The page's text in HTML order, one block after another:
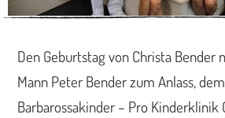
Den Geburtstag von Christa Bender
Mann Peter Bender zum Anlass,
Barbarossakinder – Pro Kinderklinik